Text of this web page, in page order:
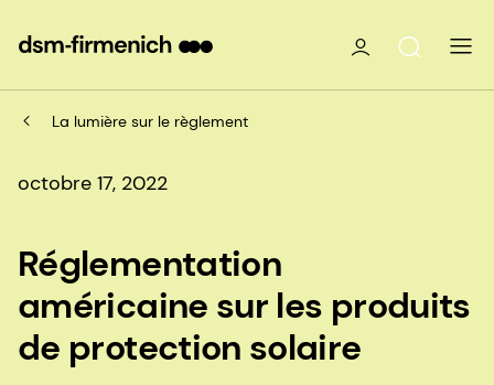
La lumière sur le règlement
octobre 17, 2022
Réglementation
américaine sur les produits
de protection solaire